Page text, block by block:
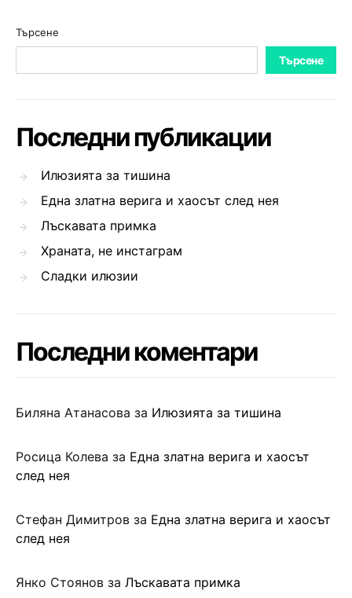
Търсене
Търсене
Последни публикации
Илюзията за тишина
Една златна верига и хаосът след нея
Лъскавата примка
Храната, не инстаграм
Сладки илюзии
Последни коментари
Биляна Атанасова за Илюзията за тишина
Росица Колева за Една златна верига и хаосът
след нея
Стефан Димитров за Една златна верига и хаосът
след нея
Янко Стоянов за Лъскавата примка